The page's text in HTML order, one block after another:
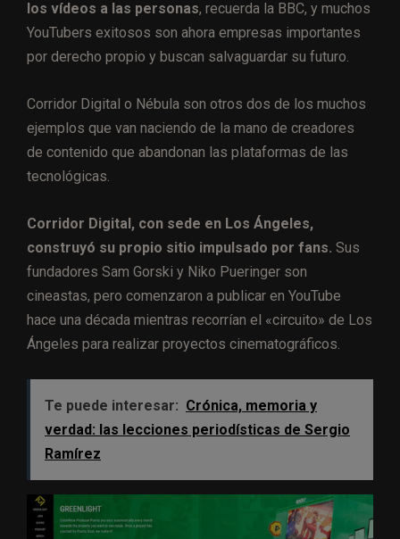
los vídeos a las personas, recuerda la BBC, y muchos
YouTubers exitosos son ahora empresas importantes
por derecho propio y buscan salvaguardar su futuro.
Corridor Digital o Nébula son otros dos de los muchos
ejemplos que van naciendo de la mano de creadores
de contenido que abandonan las plataformas de las
tecnológicas.
Corridor Digital, con sede en Los Ángeles,
construyó su propio sitio impulsado por fans. Sus
fundadores Sam Gorski y Niko Pueringer son
cineastas, pero comenzaron a publicar en YouTube
hace una década mientras recorrían el «circuito» de Los
Ángeles para realizar proyectos cinematográficos.
Te puede interesar: Crónica, memoria y
verdad: las lecciones periodísticas de Sergio
Ramírez